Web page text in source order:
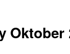
Oktober